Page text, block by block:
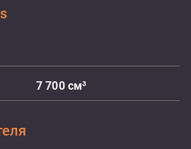
7 700 см³